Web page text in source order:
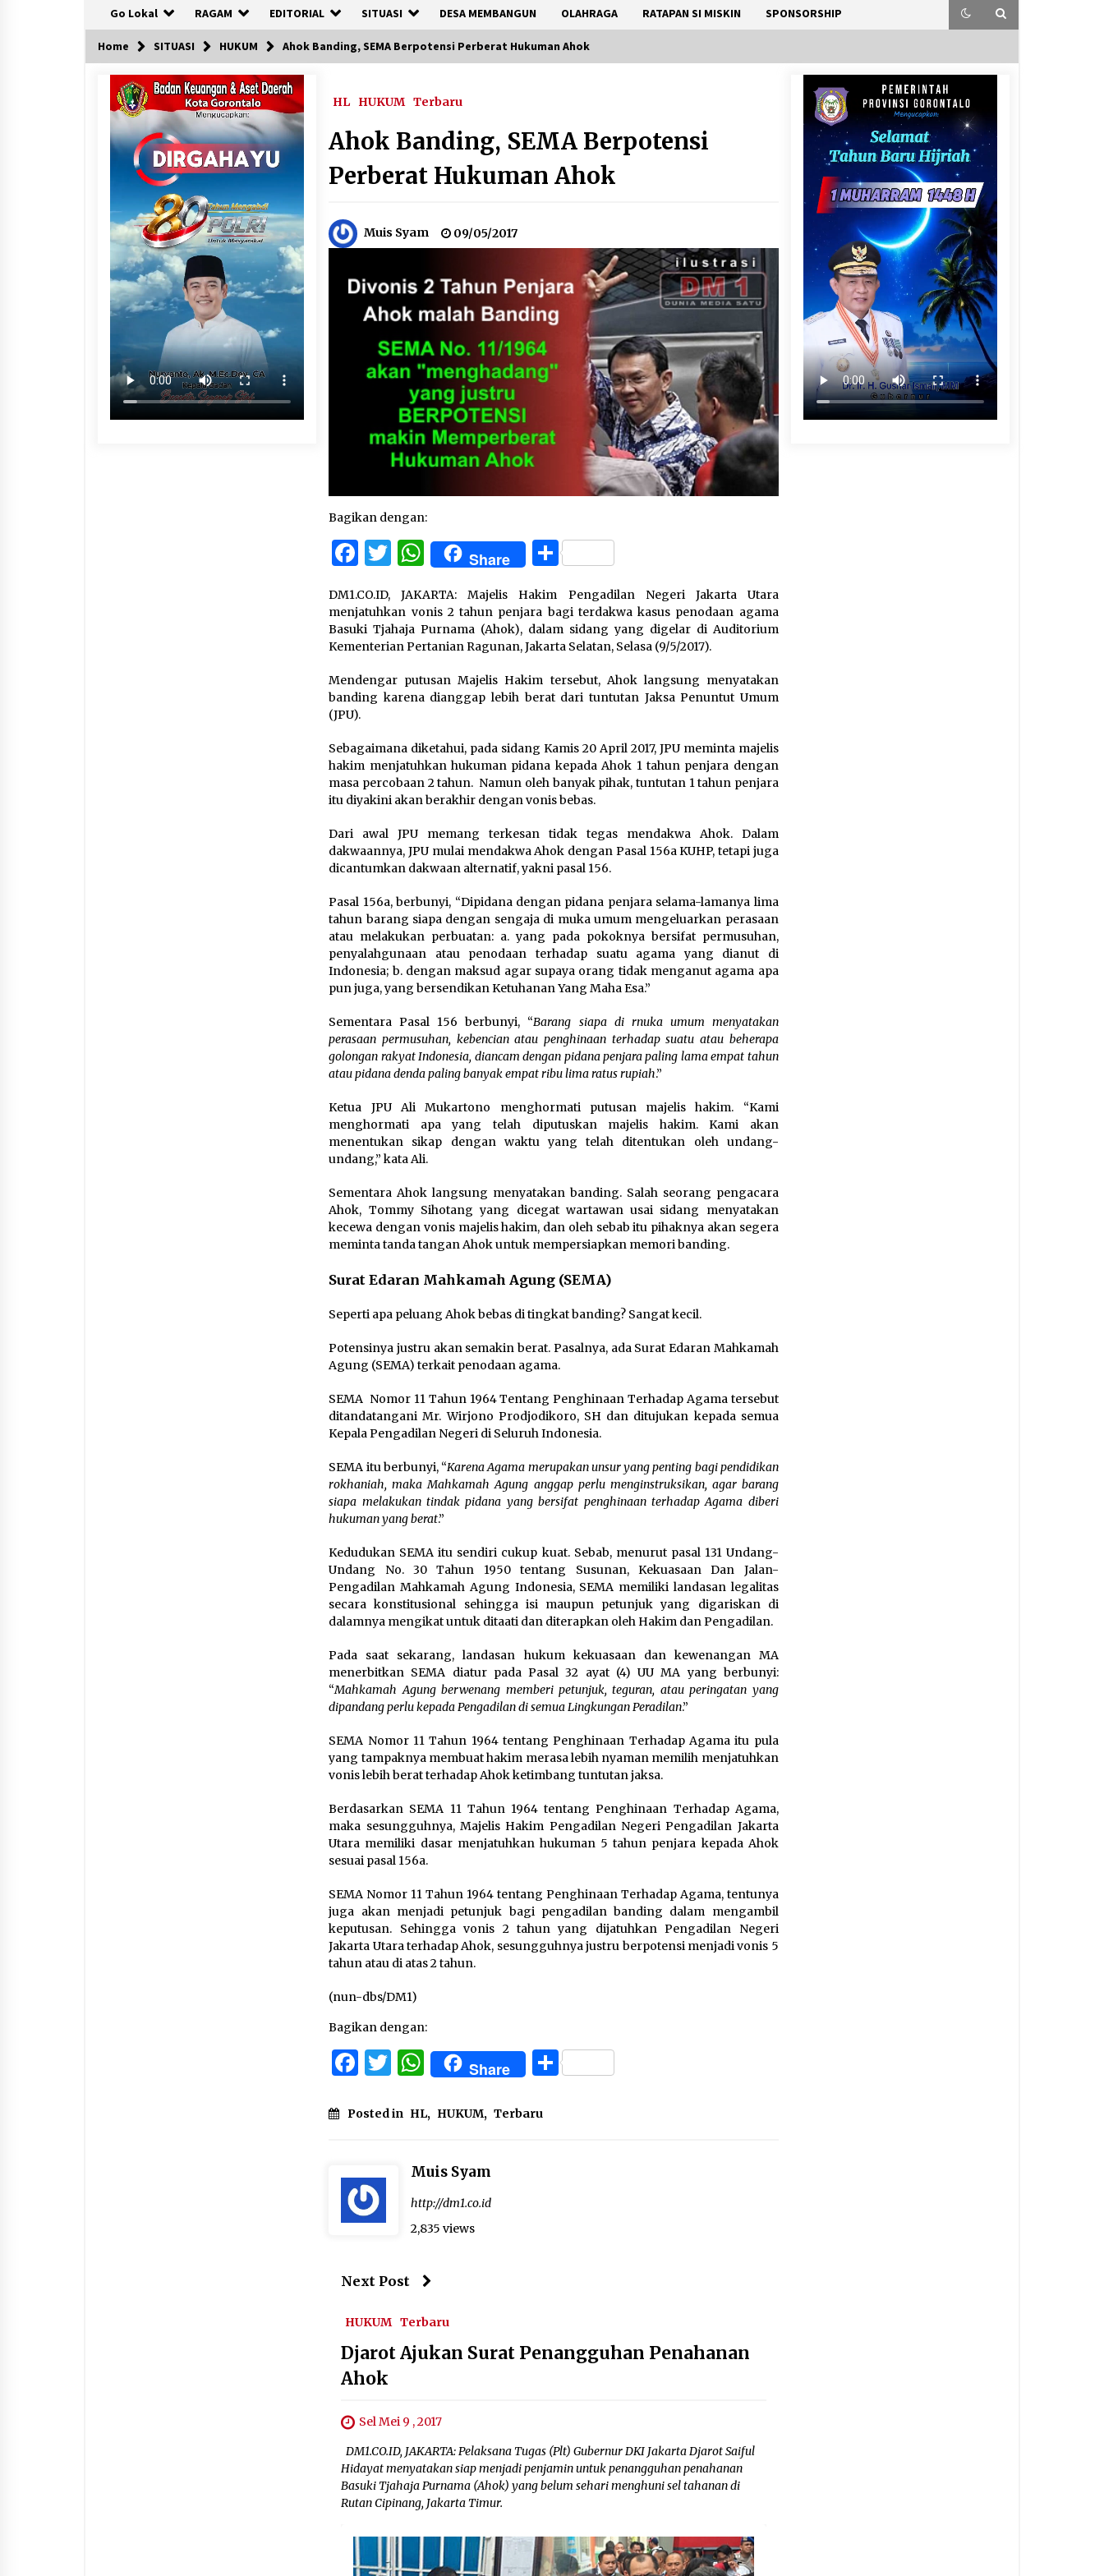
Go Lokal RAGAM EDITORIAL SITUASI DESA MEMBANGUN OLAHRAGA RATAPAN SI MISKIN SPONSORSHIP
Home SITUASI HUKUM Ahok Banding, SEMA Berpotensi Perberat Hukuman Ahok
HL HUKUM Terbaru
Ahok Banding, SEMA Berpotensi
Perberat Hukuman Ahok
Muis Syam 09/05/2017
Bagikan dengan:
Facebook
Twitter
WhatsApp
Share Share
DM1.CO.ID, JAKARTA: Majelis Hakim Pengadilan Negeri Jakarta Utara
menjatuhkan vonis 2 tahun penjara bagi terdakwa kasus penodaan agama
Basuki Tjahaja Purnama (Ahok), dalam sidang yang digelar di Auditorium
Kementerian Pertanian Ragunan, Jakarta Selatan, Selasa (9/5/2017).
Mendengar putusan Majelis Hakim tersebut, Ahok langsung menyatakan
banding karena dianggap lebih berat dari tuntutan Jaksa Penuntut Umum
(JPU).
Sebagaimana diketahui, pada sidang Kamis 20 April 2017, JPU meminta majelis
hakim menjatuhkan hukuman pidana kepada Ahok 1 tahun penjara dengan
masa percobaan 2 tahun. Namun oleh banyak pihak, tuntutan 1 tahun penjara
itu diyakini akan berakhir dengan vonis bebas.
Dari awal JPU memang terkesan tidak tegas mendakwa Ahok. Dalam
dakwaannya, JPU mulai mendakwa Ahok dengan Pasal 156a KUHP, tetapi juga
dicantumkan dakwaan alternatif, yakni pasal 156.
Pasal 156a, berbunyi, “Dipidana dengan pidana penjara selama-lamanya lima
tahun barang siapa dengan sengaja di muka umum mengeluarkan perasaan
atau melakukan perbuatan: a. yang pada pokoknya bersifat permusuhan,
penyalahgunaan atau penodaan terhadap suatu agama yang dianut di
Indonesia; b. dengan maksud agar supaya orang tidak menganut agama apa
pun juga, yang bersendikan Ketuhanan Yang Maha Esa.”
Sementara Pasal 156 berbunyi, “Barang siapa di rnuka umum menyatakan
perasaan permusuhan, kebencian atau penghinaan terhadap suatu atau beherapa
golongan rakyat Indonesia, diancam dengan pidana penjara paling lama empat tahun
atau pidana denda paling banyak empat ribu lima ratus rupiah.”
Ketua JPU Ali Mukartono menghormati putusan majelis hakim. “Kami
menghormati apa yang telah diputuskan majelis hakim. Kami akan
menentukan sikap dengan waktu yang telah ditentukan oleh undang-
undang,” kata Ali.
Sementara Ahok langsung menyatakan banding. Salah seorang pengacara
Ahok, Tommy Sihotang yang dicegat wartawan usai sidang menyatakan
kecewa dengan vonis majelis hakim, dan oleh sebab itu pihaknya akan segera
meminta tanda tangan Ahok untuk mempersiapkan memori banding.
Surat Edaran Mahkamah Agung (SEMA)
Seperti apa peluang Ahok bebas di tingkat banding? Sangat kecil.
Potensinya justru akan semakin berat. Pasalnya, ada Surat Edaran Mahkamah
Agung (SEMA) terkait penodaan agama.
SEMA Nomor 11 Tahun 1964 Tentang Penghinaan Terhadap Agama tersebut
ditandatangani Mr. Wirjono Prodjodikoro, SH dan ditujukan kepada semua
Kepala Pengadilan Negeri di Seluruh Indonesia.
SEMA itu berbunyi, “Karena Agama merupakan unsur yang penting bagi pendidikan
rokhaniah, maka Mahkamah Agung anggap perlu menginstruksikan, agar barang
siapa melakukan tindak pidana yang bersifat penghinaan terhadap Agama diberi
hukuman yang berat.”
Kedudukan SEMA itu sendiri cukup kuat. Sebab, menurut pasal 131 Undang-
Undang No. 30 Tahun 1950 tentang Susunan, Kekuasaan Dan Jalan-
Pengadilan Mahkamah Agung Indonesia, SEMA memiliki landasan legalitas
secara konstitusional sehingga isi maupun petunjuk yang digariskan di
dalamnya mengikat untuk ditaati dan diterapkan oleh Hakim dan Pengadilan.
Pada saat sekarang, landasan hukum kekuasaan dan kewenangan MA
menerbitkan SEMA diatur pada Pasal 32 ayat (4) UU MA yang berbunyi:
“Mahkamah Agung berwenang memberi petunjuk, teguran, atau peringatan yang
dipandang perlu kepada Pengadilan di semua Lingkungan Peradilan.”
SEMA Nomor 11 Tahun 1964 tentang Penghinaan Terhadap Agama itu pula
yang tampaknya membuat hakim merasa lebih nyaman memilih menjatuhkan
vonis lebih berat terhadap Ahok ketimbang tuntutan jaksa.
Berdasarkan SEMA 11 Tahun 1964 tentang Penghinaan Terhadap Agama,
maka sesungguhnya, Majelis Hakim Pengadilan Negeri Pengadilan Jakarta
Utara memiliki dasar menjatuhkan hukuman 5 tahun penjara kepada Ahok
sesuai pasal 156a.
SEMA Nomor 11 Tahun 1964 tentang Penghinaan Terhadap Agama, tentunya
juga akan menjadi petunjuk bagi pengadilan banding dalam mengambil
keputusan. Sehingga vonis 2 tahun yang dijatuhkan Pengadilan Negeri
Jakarta Utara terhadap Ahok, sesungguhnya justru berpotensi menjadi vonis 5
tahun atau di atas 2 tahun.
(nun-dbs/DM1)
Bagikan dengan:
Facebook
Twitter
WhatsApp
Share Share
Posted in HL, HUKUM, Terbaru
Muis Syam
http://dm1.co.id
2,835 views
Next Post
HUKUM Terbaru
Djarot Ajukan Surat Penangguhan Penahanan
Ahok
Sel Mei 9 , 2017
DM1.CO.ID, JAKARTA: Pelaksana Tugas (Plt) Gubernur DKI Jakarta Djarot Saiful
Hidayat menyatakan siap menjadi penjamin untuk penangguhan penahanan
Basuki Tjahaja Purnama (Ahok) yang belum sehari menghuni sel tahanan di
Rutan Cipinang, Jakarta Timur.